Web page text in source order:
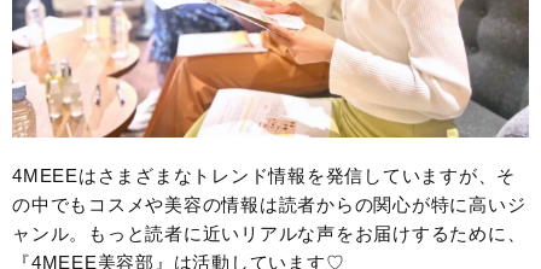
4MEEEはさまざまなトレンド情報を発信していますが、そ
の中でもコスメや美容の情報は読者からの関心が特に高いジ
ャンル。もっと読者に近いリアルな声をお届けするために、
『4MEEE美容部』は活動しています♡